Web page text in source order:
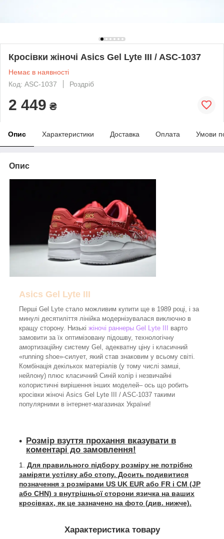
Кросівки жіночі Asics Gel Lyte III / ASC-1037
Немає в наявності
Код: ASC-1037
Роздріб
2 449 ₴
Опис Характеристики Доставка Оплата Умови
Опис
Asics Gel Lyte III
Перші Gel Lyte стало можливим купити ще в 1989 році, і за
минулі десятиліття лінійка модернізувалася виключно в
кращу сторону. Низькі жіночі раннеры Gel Lyte III
варто
замовити за їх оптимізовану підошву, технологічну
амортизаційну систему Gel, адекватну ціну і класичний
«running shoe»-силует, який став знаковим у всьому світі.
Комбінація декількох матеріалів (у тому числі замші,
нейлону) плюс класичний Синій колір і незвичайні
колористичні вирішення інших моделей– ось що робить
кросівки жіночі Asics Gel Lyte III / ASC-1037 такими
популярними в інтернет-магазинах України!
Розмір взуття прохання вказувати в
коментарі до замовлення!
Для правильного підбору розміру не потрібно
заміряти устілку або стопу. Досить подивитися
позначення з розмірами US UK EUR або FR і СМ (JP
або CHN) з внутрішньої сторони язичка на ваших
кросівках, як це зазначено на фото (див. нижче).
Характеристика товару